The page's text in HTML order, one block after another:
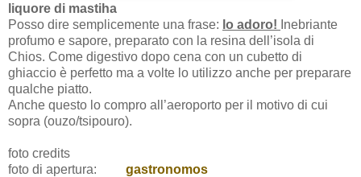
liquore di mastiha
Posso dire semplicemente una frase: lo adoro! Inebriante
profumo e sapore, preparato con la resina dell’isola di
Chios. Come digestivo dopo cena con un cubetto di
ghiaccio è perfetto ma a volte lo utilizzo anche per preparare
qualche piatto.
Anche questo lo compro all’aeroporto per il motivo di cui
sopra (ouzo/tsipouro).
foto credits
foto di apertura: gastronomos